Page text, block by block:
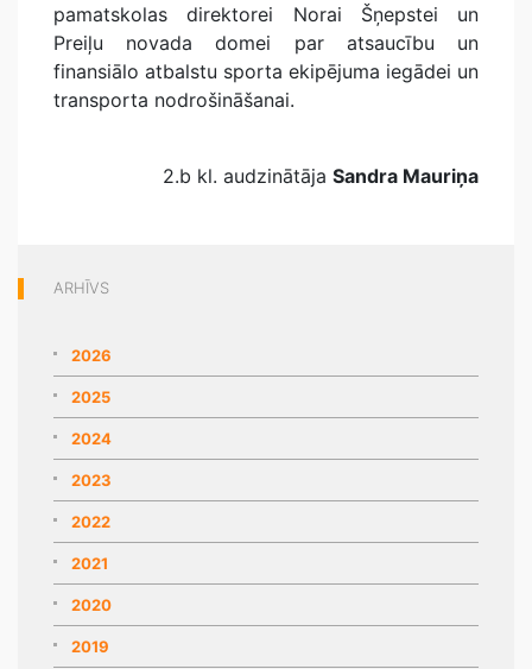
pamatskolas direktorei Norai Šņepstei un
Preiļu novada domei par atsaucību un
finansiālo atbalstu sporta ekipējuma iegādei un
transporta nodrošināšanai.
2.b kl. audzinātāja Sandra Mauriņa
ARHĪVS
2026
2025
2024
2023
2022
2021
2020
2019